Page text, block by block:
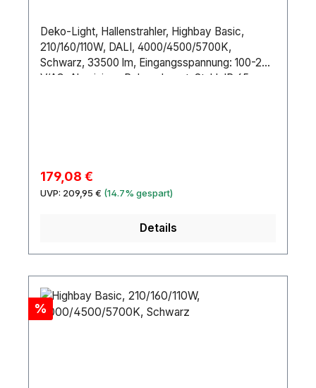
Deko-Light, Hallenstrahler, Highbay Basic,
210/160/110W, DALI, 4000/4500/5700K,
Schwarz, 33500 lm, Eingangsspannung: 100-277
V/AC, Aluminium, Polycarbonat, Stahl, IP 65
Verkaufspreis:
179,08 €
UVP: Regulärer Preis:
209,95 € (14.7% gespart)
Details
Rabatt
%